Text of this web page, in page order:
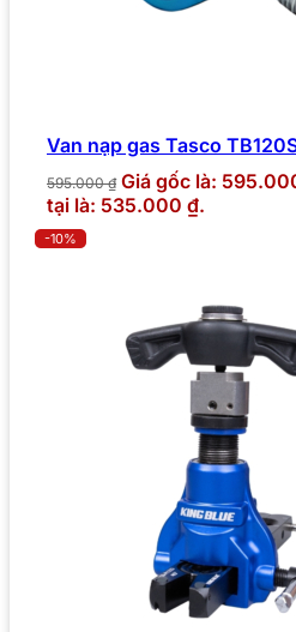
Van nạp gas Tasco
595.000₫ Giá gốc là:
tại là: 535.000 ₫.
-10%